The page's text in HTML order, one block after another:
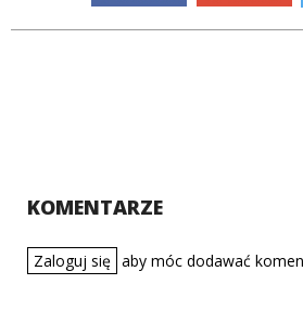
KOMENTARZE
Zaloguj się aby móc dodawać